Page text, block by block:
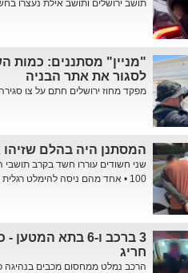
תושב ירושלים ותושב אילת נעצרו
"מניין" מסתננים: כמות
לסגור את אתר הבניה
מפקד מחוז ירושלים חתם על צו סגירה ל-30 ימים • זה מה שעשו
המסתנן היה בהלם שזיהו
שני חשודים עוררו חשד בקרב תושבי
100 • אחד מהם ניסה להימלט רגלית אך נתפס לאחר מרדף קצר
3 ברכב ו-6 בתא
חריג
הרכב נמלט ממחסום מכבים בנהיגה